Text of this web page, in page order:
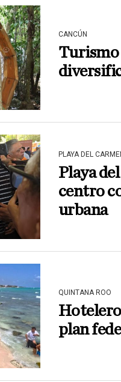
CANCÚN
Turismo
PLAYA DEL
Playa
centro
urbana
QUINTANA ROO
plan